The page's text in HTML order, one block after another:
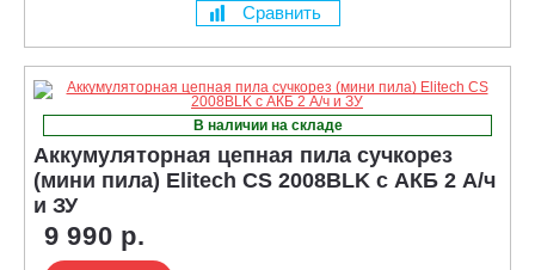
Сравнить
В наличии на складе
Аккумуляторная цепная пила сучкорез
(мини пила) Elitech CS 2008BLK с АКБ 2 А/ч
и ЗУ
9 990 р.